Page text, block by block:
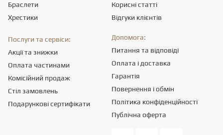
Браслети
Хрестики
Корисні статті
Відгуки клієнтів
Послуги та сервіси:
Акції та знижки
Оплата частинами
Комісійний продаж
Стіл замовлень
Подарункові сертифікати
Допомога:
Питання та відповіді
Оплата і доставка
Гарантія
Повернення і обмін
Політика конфіденційності
Публічна оферта